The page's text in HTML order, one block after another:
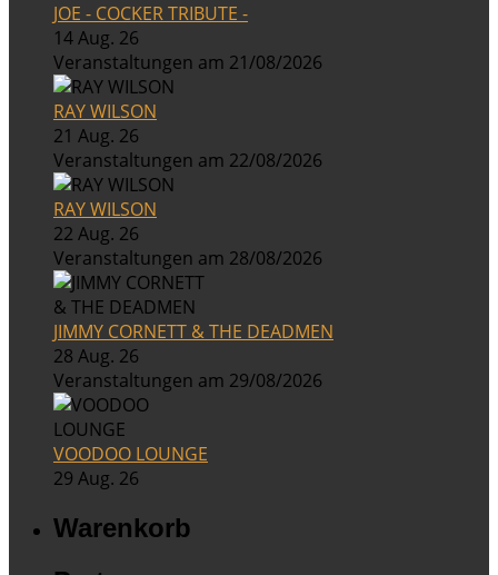
JOE - COCKER TRIBUTE -
14 Aug. 26
Veranstaltungen am 21/08/2026
RAY WILSON
21 Aug. 26
Veranstaltungen am 22/08/2026
RAY WILSON
22 Aug. 26
Veranstaltungen am 28/08/2026
JIMMY CORNETT & THE DEADMEN
28 Aug. 26
Veranstaltungen am 29/08/2026
VOODOO LOUNGE
29 Aug. 26
Warenkorb